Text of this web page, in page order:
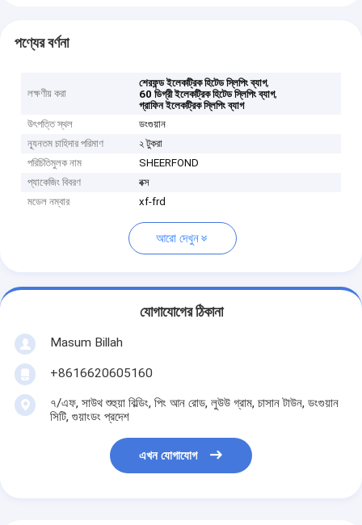
পণ্যের বর্ণনা
লক্ষণীয় করা
শেরফন্ড ইলেকট্রিক হিটেড স্লিপিং ব্যাগ,
60 ডিগ্রী ইলেকট্রিক হিটেড স্লিপিং ব্যাগ,
গ্রাফিন ইলেকট্রিক স্লিপিং ব্যাগ
উৎপত্তি স্থল
ডংগুয়ান
ন্যূনতম চাহিদার পরিমাণ
২ টুকরা
পরিচিতিমুলক নাম
SHEERFOND
প্যাকেজিং বিবরণ
বক্স
মডেল নম্বার
xf-frd
আরো দেখুন
যোগাযোগের ঠিকানা
Masum Billah
+8616620605160
৭/এফ, সাউথ শুহুয়া বিল্ডিং, পিং আন রোড, লুউউ গ্রাম, চাসান টাউন, ডংগুয়ান
সিটি, গুয়াংডং প্রদেশ
এখন যোগাযোগ